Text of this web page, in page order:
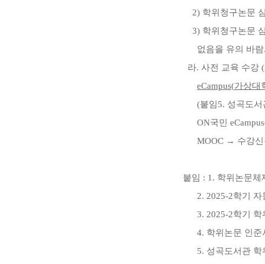
2) 학위청구논문
3) 학위청구논문
없음을 유의 바람
라. 사전 교육 수강
eCampus(가상대
(붙임5. 성곡도
ON국민
MOOC → 수강
붙임 : 1. 학위논문
2. 2025-2학기
3. 2025-2학기
4. 학위논문 인
5. 성곡도서관